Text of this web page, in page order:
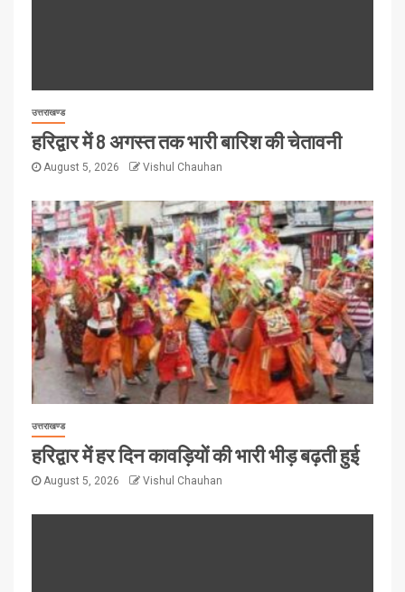
उत्तराखण्ड
हरिद्वार में 8 अगस्त तक भारी बारिश की चेतावनी
August 5, 2026 Vishul Chauhan
उत्तराखण्ड
हरिद्वार में हर दिन कावड़ियों की भारी भीड़ बढ़ती हुई
August 5, 2026 Vishul Chauhan